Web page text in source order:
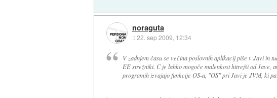
noraguta
::22. sep 2009, 12:34
V zadnjem času se večina poslovnih aplikacij piše v Javi in
EE strežniki. C je lahko mogoče malenkost hitrejši od Jave,
programih izvajajo funkcije OS-a, "OS" pri Javi je JVM, ki